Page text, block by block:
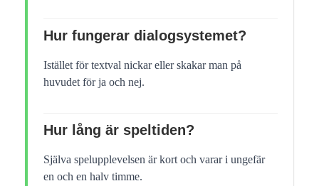
Hur fungerar dialogsystemet?
Istället för textval nickar eller skakar man på
huvudet för ja och nej.
Hur lång är speltiden?
Själva spelupplevelsen är kort och varar i ungefär
en och en halv timme.